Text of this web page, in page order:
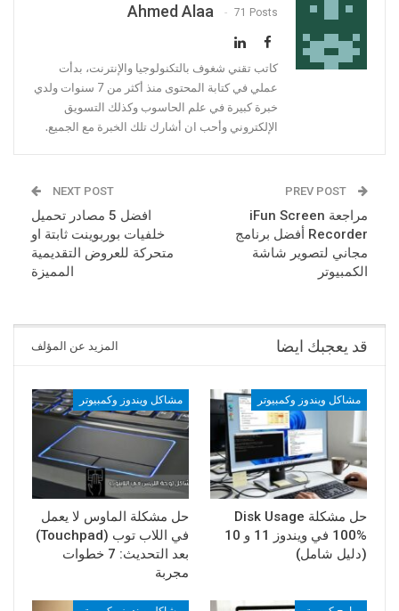
Ahmed Alaa 71 Posts
كاتب تقني شغوف بالتكنولوجيا والإنترنت، بدأت
عملي في كتابة المحتوى منذ أكثر من 7 سنوات ولدي
خبرة كبيرة في علم الحاسوب وكذلك التسويق
الإلكتروني وأحب ان أشارك تلك الخبرة مع الجميع.
مراجعة iFun Screen
Recorder أفضل برنامج
مجاني لتصوير شاشة
الكمبيوتر
NEXT POST
افضل 5 مصادر تحميل
خلفيات بوربوينت ثابتة او
متحركة للعروض التقديمية
المميزة
قد يعجبك ايضا المزيد عن المؤلف
مشاكل ويندوز وكمبيوتر
حل مشكلة Disk Usage
100% في ويندوز 11 و 10
(دليل شامل)
مشاكل ويندوز وكمبيوتر
حل مشكلة الماوس لا يعمل
في اللاب توب (Touchpad)
بعد التحديث: 7 خطوات
مجربة